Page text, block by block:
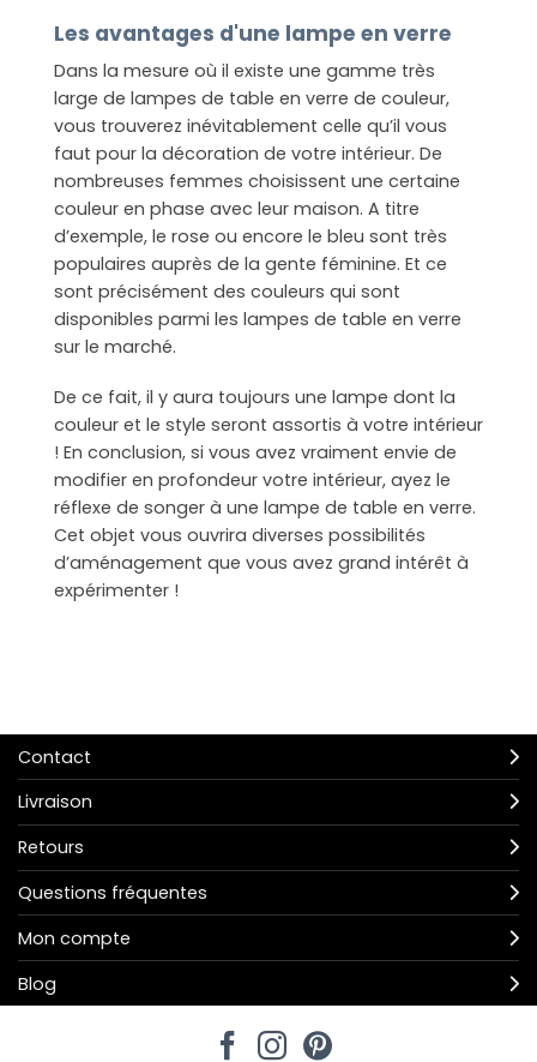
Les avantages d'une lampe en verre
Dans la mesure où il existe une gamme très
large de lampes de table en verre de couleur,
vous trouverez inévitablement celle qu’il vous
faut pour la décoration de votre intérieur. De
nombreuses femmes choisissent une certaine
couleur en phase avec leur maison. A titre
d’exemple, le rose ou encore le bleu sont très
populaires auprès de la gente féminine. Et ce
sont précisément des couleurs qui sont
disponibles parmi les lampes de table en verre
sur le marché.
De ce fait, il y aura toujours une lampe dont la
couleur et le style seront assortis à votre intérieur
! En conclusion, si vous avez vraiment envie de
modifier en profondeur votre intérieur, ayez le
réflexe de songer à une lampe de table en verre.
Cet objet vous ouvrira diverses possibilités
d’aménagement que vous avez grand intérêt à
expérimenter !
Contact
Livraison
Retours
Questions fréquentes
Mon compte
Blog